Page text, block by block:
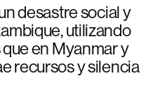
desastre social y
utilizando
en Myanmar y
recursos y silencia